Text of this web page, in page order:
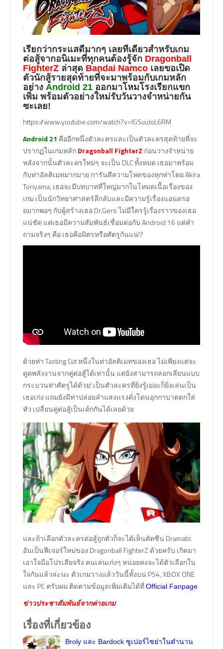
เรียกว่ากระแสดีมากๆ เลยทีเดียวสำหรับเกม
ต่อสู้จากอนิเมะที่ทุกคนต้องรู้จัก Dragonball
FighterZ ล่าสุด Bandai Namco เลยขอเปิด
ตัวนักสู้รายสุดท้ายที่จะมาพร้อมกับเกมหลัก
อย่าง Android 21 ออกมาโหมโรงเรียกแขก
เพิ่ม พร้อมตัวอย่างใหม่รับวันวางจำหน่ายกัน
ซะเลย!
https://www.youtube.com/watch?v=lGSuuJoL6RM
Android 21 คืออีกหนึ่งตัวละครและเป็นตัวละครสุดท้ายที่จะ
ปรากฏในเกมหลักDragonball FighterZ ก่อนวางจำหน่าย
หลังจากนั้นตัวละครใหม่ๆ จะเป็น DLC ทั้งหมด เธอมาพร้อม
กับท่าอัลติเมทมากมาย การันตีความโหดของทุกท่าโดย Akira
Toriyama, เธอจะมีบทบาทที่ใหญ่มากในโหมดเนื้อเรื่องของ
เกม เป็นนักวิทยาศาสตร์ลึกลับและมีความรู้เรื่องแอนดรอ
ยมากพอๆ กับผู้สร้างเธอ Dr.Gero ไม่มีใครรู้เรื่องราวของเธอ
แน่ชัด แต่เธอมีความสัมพันธ์เชื่อมต่อกับ Android 16 แต่คำ
ถามจริงๆ คือ เธอคือมิตรหรือศัตรูกันแน่!?
ด้วยท่า Tasting Cut หนึ่งในท่าอัลติเมทของเธอ ไม่เพียงแต่จะ
ดูดพลังงานจากคู่ต่อสู้ได้เท่านั้น แต่ยังสามารถลอกเลียนแบบ
กระบวนท่าศัตรูได้ด้วย! เป็นตัวละครที่ยิ่งรู้เยอะก็ยิ่งเล่นเป็น
เธอเก่ง แถมยังมีท่าปล่อยลำแสงแรงดั่งโดนอุกกาบาตตกใส่
หัว เปลี่ยนคู่ต่อสู้เป็นเค้กกันได้เลยด้วย
และถ้าเลือกตัวละครต่อสู้ถูกตัวก็จะได้เห็นคัตซีน Dramatic
อันเป็นฟีเจอร์ใหม่ของ Dragonball FighterZ ด้วยครับ เกิดมา
เอาใจมือโปรเสียจริง คนเล่นเก่งๆ หน่อยคงจะได้ตัวเลือกใน
ใจกันแล้วล่ะนะ ตัวเกมวางแล้ววันนี้ทั้งบน PS4, XBOX ONE
และ PC ครับผม ติดตามข้อมูลเพิ่มเติมได้ที่Official Fanpage
ข่าวประชาสัมพันธ์จากค่ายเกม
เรื่องที่เกี่ยวข้อง
Broly และ Bardock ซูเปอร์ไซย่าในตำนาน